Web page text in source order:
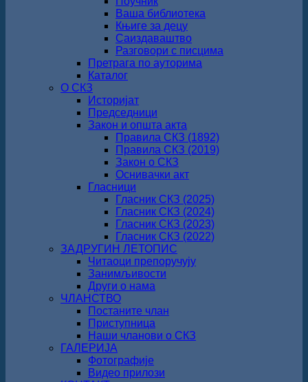
Ваша библиотека
Књиге за децу
Саиздаваштво
Разговори с писцима
Претрага по ауторима
Каталог
О СКЗ
Историјат
Председници
Закон и општа акта
Правила СКЗ (1892)
Правила СКЗ (2019)
Закон о СКЗ
Оснивачки акт
Гласници
Гласник СКЗ (2025)
Гласник СКЗ (2024)
Гласник СКЗ (2023)
Гласник СКЗ (2022)
ЗАДРУГИН ЛЕТОПИС
Читаоци препоручују
Занимљивости
Други о нама
ЧЛАНСТВО
Постаните члан
Приступница
Наши чланови о СКЗ
ГАЛЕРИЈА
Фотографије
Видео прилози